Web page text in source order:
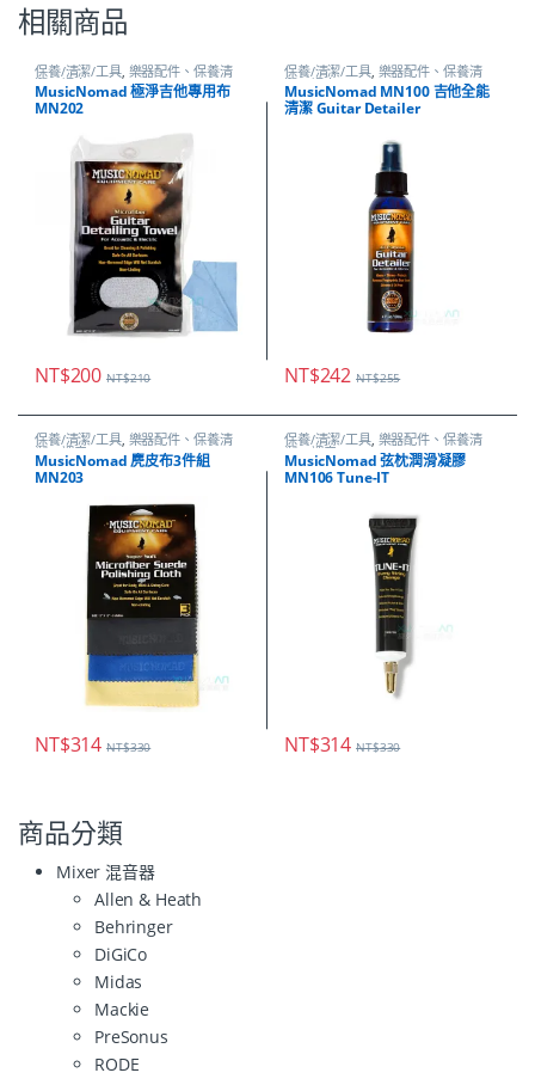
相關商品
保養/清潔/工具, 樂器配件、保養清
潔、調音
MusicNomad 極淨吉他專用布
MN202
NT$200 NT$210
保養/清潔/工具, 樂器配件、保養清
潔、調音
MusicNomad MN100 吉他全能
清潔 Guitar Detailer
NT$242 NT$255
保養/清潔/工具, 樂器配件、保養清
潔、調音
MusicNomad 麂皮布3件組
MN203
NT$314 NT$330
保養/清潔/工具, 樂器配件、保養清
潔、調音
MusicNomad 弦枕潤滑凝膠
MN106 Tune-IT
NT$314 NT$330
商品分類
Mixer 混音器
Allen & Heath
Behringer
DiGiCo
Midas
Mackie
PreSonus
RODE